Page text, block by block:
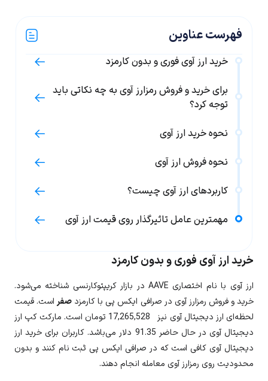
خرید ارز آوی فوری و بدون کارمزد
ارزآوی با نام اختصاری AAVE در بازار کریپتوکارنسی شناخته می‌شود.
خرید و فروش رمزارز آوی در صرافی ایکس پی با کارمزد صفراست. قیمت
لحظه‌ای ارز دیجیتالآوی نیز 17,265,528 تومان است. مارکت کپ ارز
دیجیتال آوی در حال حاضر 91.35 دلار می‌باشد. کاربران برای خرید ارز
دیجیتال آوی کافی است که در صرافی ایکس پی ثبت نام کنند و بدون
محدودیت روی رمزارز آوی معامله انجام دهند.
فهرست عناوین
خرید ارز آوی فوری و بدون کارمزد
برای خرید و فروش رمزارز آوی به چه نکاتی باید
توجه کرد؟
نحوه خرید ارز آوی
نحوه فروش ارز آوی
کاربردهای ارز آوی چیست؟
مهمترین عامل تاثیرگذار روی قیمت ارز آوی